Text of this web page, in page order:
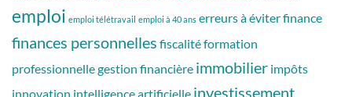
emploi emploi télétravail emploi à 40 ans erreurs à éviterfinance
finances personnelles fiscalitéformation
professionnellegestion financière immobilier impôts
innovation intelligence artificielle investissement